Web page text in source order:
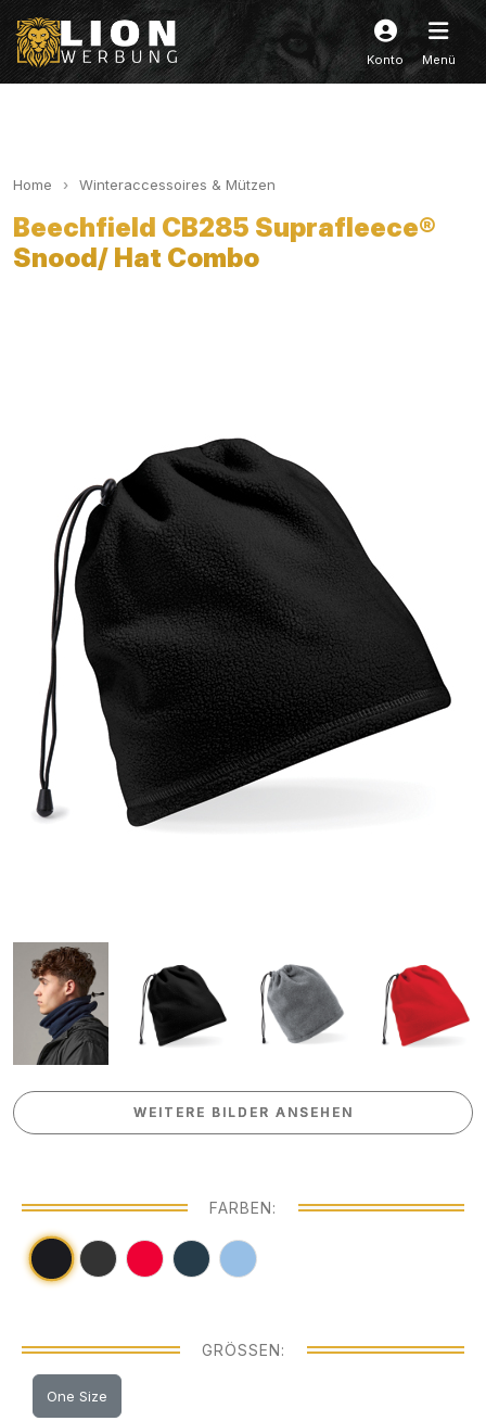
Konto Menü
Home Winteraccessoires & Mützen
Beechfield CB285 Suprafleece®
Snood/ Hat Combo
WEITERE BILDER ANSEHEN
WEITERE BILDER ANSEHEN
FARBEN:
GRÖSSEN:
One Size